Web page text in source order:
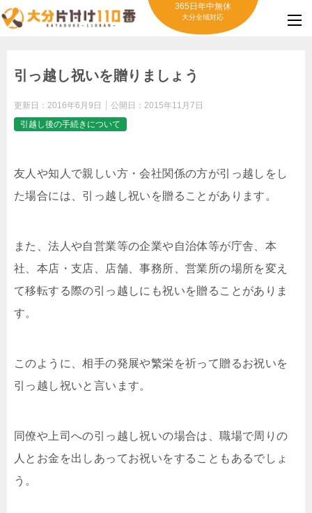
365日年中無休
大分全域対応
引っ越し祝いを贈りましょう
更新日： 2016年6月9日 公開日： 2015年11月7日
引越し後の手続きについて
友人や知人で親しい方・会社関係の方が引っ越しをし
た場合には、引っ越し祝いを贈ることがあります。
また、法人や自営業等の企業や自治体等が庁舎、本
社、本店・支店、店舗、事務所、営業所の場所を変え
て移転する際の引っ越しにも祝いを贈ることがありま
す。
このように、相手の発展や繁栄を祈って贈るお祝いを
引っ越し祝いと言います。
同僚や上司への引っ越し祝いの場合は、職場で周りの
人とお金を出しあってお祝いをすることもあるでしょ
う。